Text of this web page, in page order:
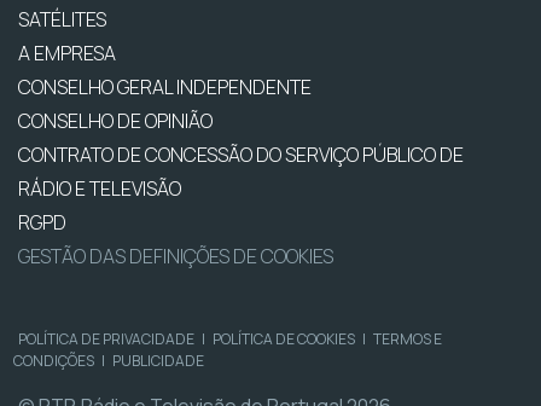
SATÉLITES
A EMPRESA
CONSELHO GERAL INDEPENDENTE
CONSELHO DE OPINIÃO
CONTRATO DE CONCESSÃO DO SERVIÇO PÚBLICO DE
RÁDIO E TELEVISÃO
RGPD
GESTÃO DAS DEFINIÇÕES DE COOKIES
POLÍTICA DE PRIVACIDADE | POLÍTICA DE COOKIES | TERMOS E
CONDIÇÕES | PUBLICIDADE